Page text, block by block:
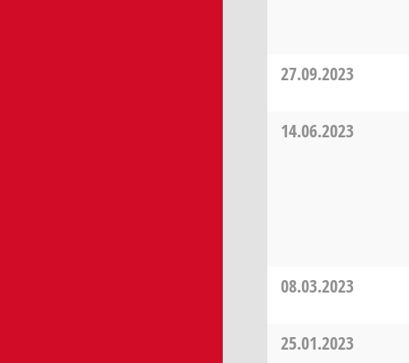
27.09.2023
14.06.2023
08.03.2023
25.01.2023